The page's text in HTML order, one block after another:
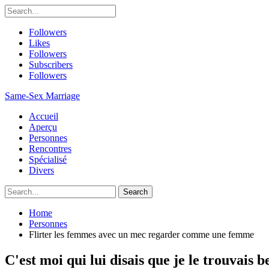
Followers
Likes
Followers
Subscribers
Followers
Same-Sex Marriage
Accueil
Aperçu
Personnes
Rencontres
Spécialisé
Divers
Home
Personnes
Flirter les femmes avec un mec regarder comme une femme
C'est moi qui lui disais que je le trouvais